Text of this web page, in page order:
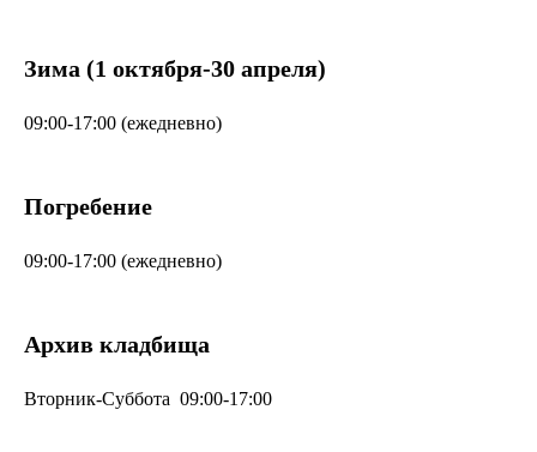
Зима (1 октября-30 апреля)
09:00-17:00 (ежедневно)
Погребение
09:00-17:00 (ежедневно)
Архив кладбища
Вторник-Суббота 09:00-17:00